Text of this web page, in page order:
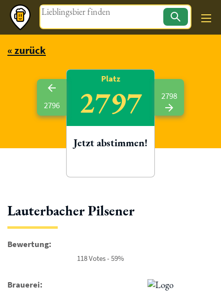
Magazin
« zurück
Lauterbacher Pilsener
Bewertung:
118 Votes - 59%
Brauerei:
2796
Platz
2797
Jetzt abstimmen!
2798